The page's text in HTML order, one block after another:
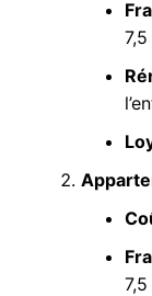
7,5
7,5